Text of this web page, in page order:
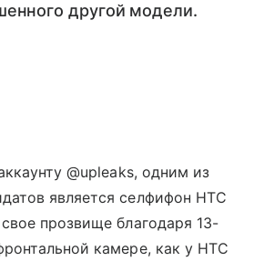
другой модели.
@upleaks, одним из
является селфифон HTC
прозвище благодаря 13-
камере, как у HTC